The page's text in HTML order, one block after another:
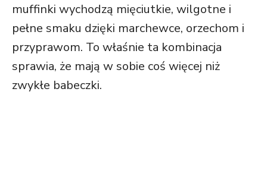
muffinki wychodzą mięciutkie, wilgotne i
pełne smaku dzięki marchewce, orzechom i
przyprawom. To właśnie ta kombinacja
sprawia, że mają w sobie coś więcej niż
zwykłe babeczki.